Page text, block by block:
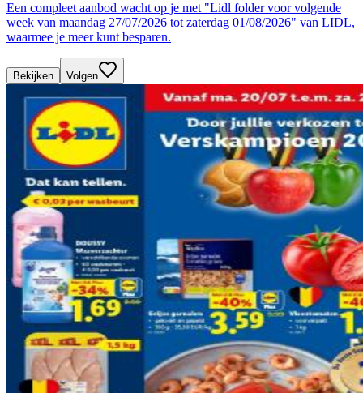
Een compleet aanbod wacht op je met "Lidl folder voor volgende
week van maandag 27/07/2026 tot zaterdag 01/08/2026" van LIDL,
waarmee je meer kunt besparen.
Bekijken Volgen